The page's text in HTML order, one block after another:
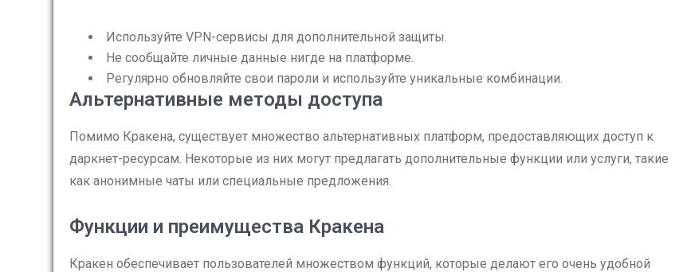
Используйте VPN-сервисы для дополнительной защиты.
Не сообщайте личные данные нигде на платформе.
Регулярно обновляйте свои пароли и используйте уникальные комбинации.
Альтернативные методы доступа
Помимо Кракена, существует множество альтернативных платформ, предоставляющих доступ к
даркнет-ресурсам. Некоторые из них могут предлагать дополнительные функции или услуги, такие
как анонимные чаты или специальные предложения.
Функции и преимущества Кракена
Кракен обеспечивает пользователей множеством функций, которые делают его очень удобной